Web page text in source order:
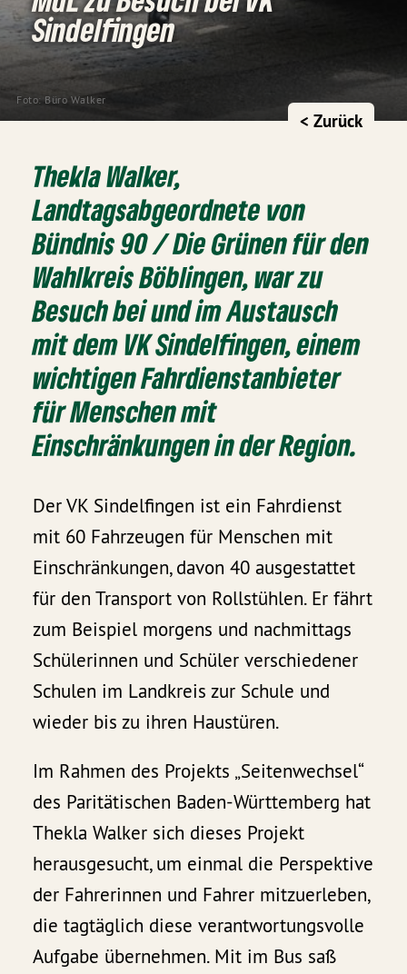
Foto: Büro Walker
Sindelfingen
< Zurück
Thekla Walker,
Landtagsabgeordnete von
Bündnis 90 / Die Grünen für den
Wahlkreis Böblingen, war zu
Besuch bei und im Austausch
mit dem VK Sindelfingen, einem
wichtigen Fahrdienstanbieter
für Menschen mit
Einschränkungen in der Region.
Der VK Sindelfingen ist ein Fahrdienst
mit 60 Fahrzeugen für Menschen mit
Einschränkungen, davon 40 ausgestattet
für den Transport von Rollstühlen. Er fährt
zum Beispiel morgens und nachmittags
Schülerinnen und Schüler verschiedener
Schulen im Landkreis zur Schule und
wieder bis zu ihren Haustüren.
Im Rahmen des Projekts „Seitenwechsel“
des Paritätischen Baden-Württemberg hat
Thekla Walker sich dieses Projekt
herausgesucht, um einmal die Perspektive
der Fahrerinnen und Fahrer mitzuerleben,
die tagtäglich diese verantwortungsvolle
Aufgabe übernehmen. Mit im Bus saß